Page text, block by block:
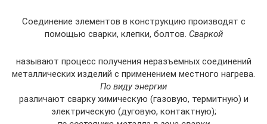
Соединение элементов в конструкцию производят с
помощью сварки, клепки, болтов. Сваркой
называют процесс получения неразъемных соединений
металлических изделий с применением местного нагрева.
По виду энергии
различают сварку химическую (газовую, термитную) и
электрическую (дуговую, контактную);